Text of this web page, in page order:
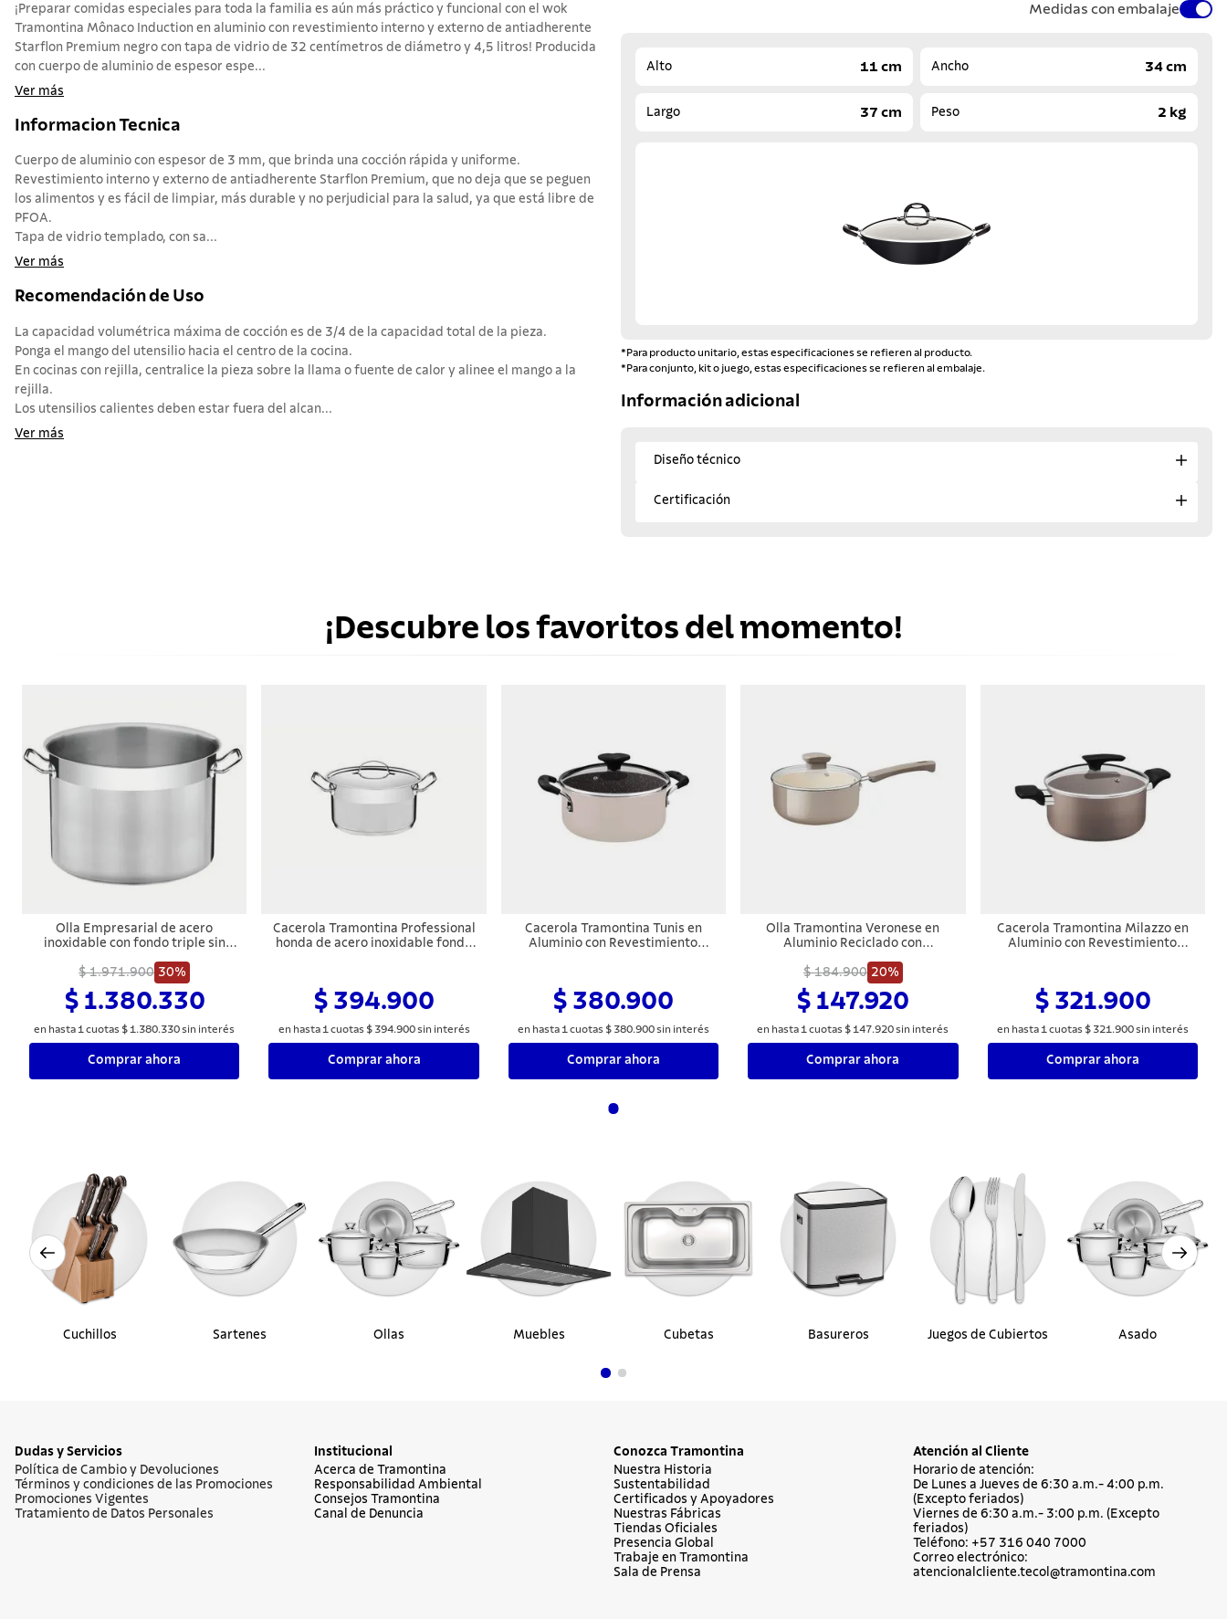
¡Preparar comidas especiales para toda la familia es aún más práctico y funcional con el wok
Tramontina Mônaco Induction en aluminio con revestimiento interno y externo de antiadherente
Starflon Premium negro con tapa de vidrio de 32 centímetros de diámetro y 4,5 litros! Producida
con cuerpo de aluminio de espesor espe...
Ver más
Informacion Tecnica
Cuerpo de aluminio con espesor de 3 mm, que brinda una cocción rápida y uniforme.
Revestimiento interno y externo de antiadherente Starflon Premium, que no deja que se peguen
los alimentos y es fácil de limpiar, más durable y no perjudicial para la salud, ya que está libre de
PFOA.
Tapa de vidrio templado, con sa...
Ver más
Recomendación de Uso
La capacidad volumétrica máxima de cocción es de 3/4 de la capacidad total de la pieza.
Ponga el mango del utensilio hacia el centro de la cocina.
En cocinas con rejilla, centralice la pieza sobre la llama o fuente de calor y alinee el mango a la
rejilla.
Los utensilios calientes deben estar fuera del alcan...
Ver más
Medidas con embalaje
Alto 11 cm Ancho 34 cm
Largo 37 cm Peso 2 kg
*Para producto unitario, estas especificaciones se refieren al producto.
*Para conjunto, kit o juego, estas especificaciones se refieren al embalaje.
Información adicional
Diseño técnico
Certificación
¡Descubre los favoritos del momento!
Olla Empresarial de acero
inoxidable con fondo triple sin
$ 1.971.900 30%
$ 1.380.330
en hasta 1 cuotas $ 1 .380.330sin interés
Comprar ahora
Cacerola Tramontina Professional
honda de acero inoxidable fondo
$ 394.900
en hasta 1 cuotas $ 394.900sin interés
Comprar ahora
Cacerola Tramontina Tunis en
Aluminio con Revestimiento
$ 380.900
en hasta 1 cuotas $ 380.900sin interés
Comprar ahora
Olla Tramontina Veronese en
Aluminio Reciclado con
Externo Siliconado Beige Mineral
16 cm 1,3 L
$ 184.900 20%
$ 147.920
en hasta 1 cuotas $ 147.920sin interés
Comprar ahora
Cacerola Tramontina Milazzo en
Aluminio con Revestimiento
Almendra 24 cm
$ 321.900
en hasta 1 cuotas $ 321 .900sin interés
Comprar ahora
Cuchillos Sartenes Ollas Muebles Cubetas Basureros Juegos de Cubiertos Asado
Dudas y Servicios
Política de Cambio y Devoluciones
Términos y condiciones de las Promociones
Promociones Vigentes
Tratamiento de Datos Personales
Institucional
Acerca de Tramontina
Responsabilidad Ambiental
Consejos Tramontina
Canal de Denuncia
Conozca Tramontina
Nuestra Historia
Sustentabilidad
Certificados y Apoyadores
Nuestras Fábricas
Tiendas Oficiales
Presencia Global
Trabaje en Tramontina
Sala de Prensa
Atención al Cliente
Horario de atención:
De Lunes a Jueves de 6:30 a.m.- 4:00 p.m.
(Excepto feriados)
Viernes de 6:30 a.m.- 3:00 p.m. (Excepto
feriados)
Teléfono: +57 316 040 7000
Correo electrónico:
atencionalcliente.tecol@tramontina.com